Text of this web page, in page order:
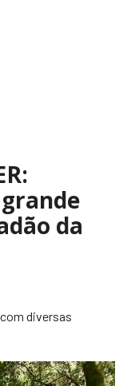
da
diversas